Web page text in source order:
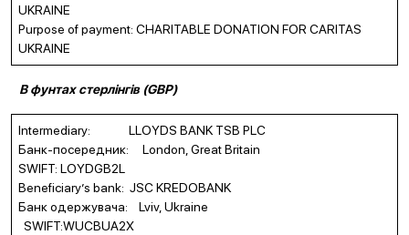
UKRAINE
Purpose of payment: CHARITABLE DONATION FOR CARITAS
UKRAINE
Вфунтах стерлінгів(GBP)
Intermediary: LLOYDS BANK TSB PLC
Банк-посередник: London, Great Britain
SWIFT: LOYDGB2L
Beneficiary’s bank: JSC KREDOBANK
Банк одержувача: Lviv, Ukraine
SWIFT:WUCBUA2X